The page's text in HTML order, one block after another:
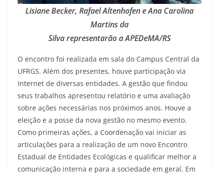
Lisiane Becker, Rafael Altenhofen e Ana Carolina
Martins da
Silva representarão a APEDeMA/RS
O encontro foi realizada em sala do Campus Central da
UFRGS. Além dos presentes, houve participação via
Internet de diversas entidades. A gestão que findou
seus trabalhos apresentou relatório e uma avaliação
sobre ações necessárias nos próximos anos. Houve a
eleição e a posse da nova gestão no mesmo evento.
Como primeiras ações, a Coordenação vai iniciar as
articulações para a realização de um novo Encontro
Estadual de Entidades Ecológicas e qualificar melhor a
comunicação interna e para a sociedade em geral. Em